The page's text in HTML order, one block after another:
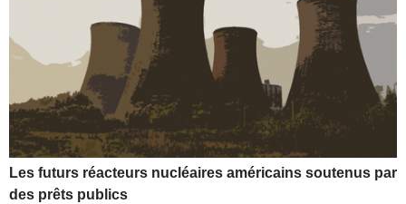
Les futurs réacteurs nucléaires américains soutenus par
des prêts publics